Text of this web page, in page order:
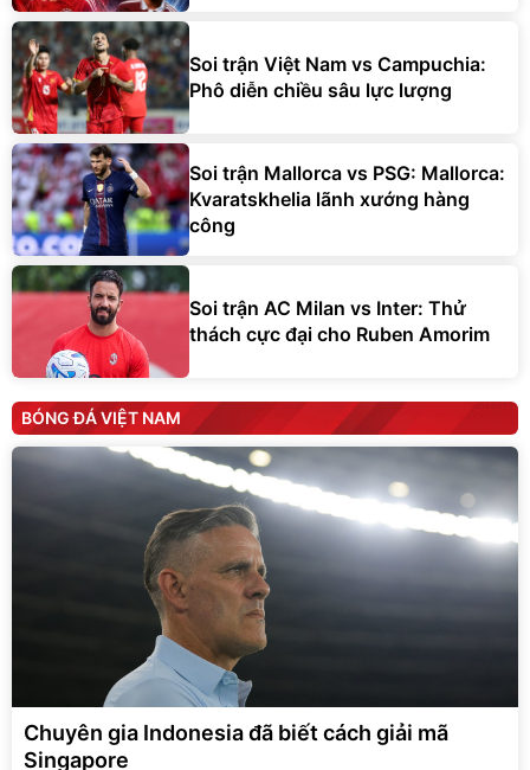
Soi trận Việt Nam vs Campuchia:
Phô diễn chiều sâu lực lượng
Soi trận Mallorca vs PSG: Mallorca:
Kvaratskhelia lãnh xướng hàng
công
Soi trận AC Milan vs Inter: Thử
thách cực đại cho Ruben Amorim
BÓNG ĐÁ VIỆT NAM
Chuyên gia Indonesia đã biết cách giải mã
Singapore